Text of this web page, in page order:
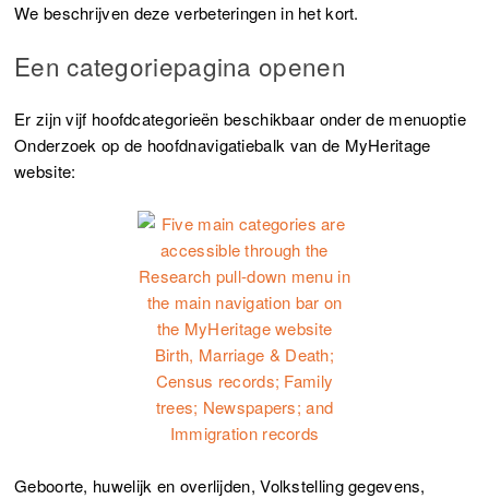
We beschrijven deze verbeteringen in het kort.
Een categoriepagina openen
Er zijn vijf hoofdcategorieën beschikbaar onder de menuoptie
Onderzoek op de hoofdnavigatiebalk van de MyHeritage
website:
Geboorte, huwelijk en overlijden, Volkstelling gegevens,